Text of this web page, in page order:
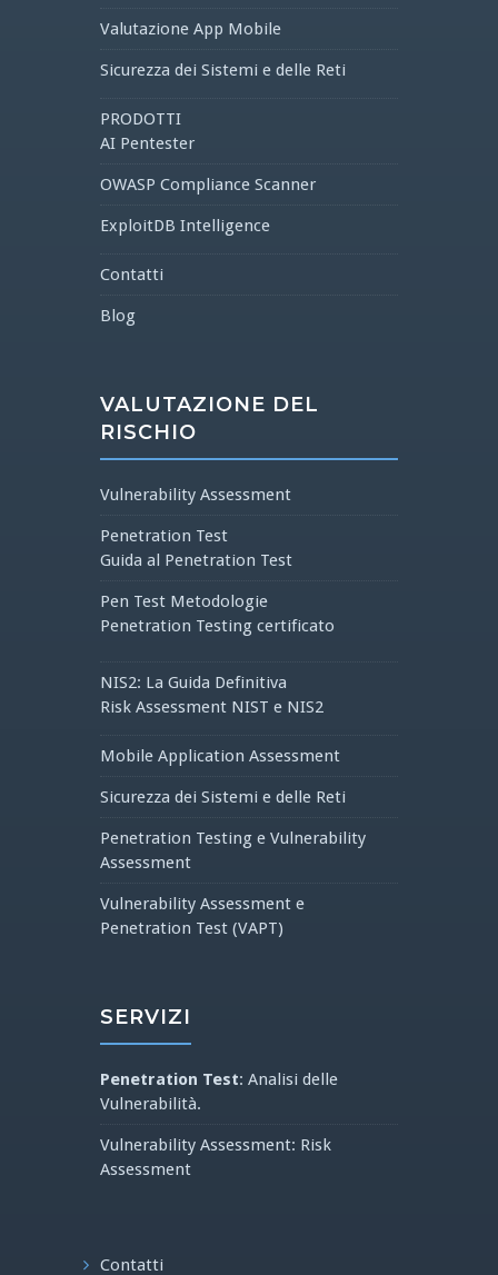
Valutazione App Mobile
Sicurezza dei Sistemi e delle Reti
PRODOTTI
AI Pentester
OWASP Compliance Scanner
ExploitDB Intelligence
Contatti
Blog
VALUTAZIONE DEL
RISCHIO
Vulnerability Assessment
Penetration Test
Guida al Penetration Test
Pen Test Metodologie
Penetration Testing certificato
NIS2: La Guida Definitiva
Risk Assessment NIST e NIS2
Mobile Application Assessment
Sicurezza dei Sistemi e delle Reti
Penetration Testing e Vulnerability
Assessment
Vulnerability Assessment e
Penetration Test (VAPT)
SERVIZI
Penetration Test: Analisi delle
Vulnerabilità.
Vulnerability Assessment: Risk
Assessment
Contatti